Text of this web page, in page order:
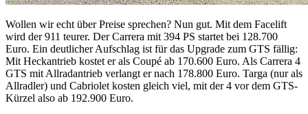
Wollen wir echt über Preise sprechen? Nun gut. Mit dem Facelift
wird der 911 teurer. Der Carrera mit 394 PS startet bei 128.700
Euro. Ein deutlicher Aufschlag ist für das Upgrade zum GTS fällig:
Mit Heckantrieb kostet er als Coupé ab 170.600 Euro. Als Carrera 4
GTS mit Allradantrieb verlangt er nach 178.800 Euro. Targa (nur als
Allradler) und Cabriolet kosten gleich viel, mit der 4 vor dem GTS-
Kürzel also ab 192.900 Euro.